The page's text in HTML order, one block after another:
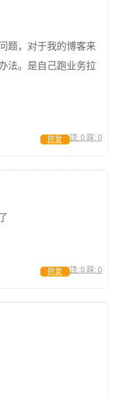
题，对于我的博客来
法。是自己跑业务拉
顶: 0 踩: 0
回复
顶: 0 踩: 0
回复